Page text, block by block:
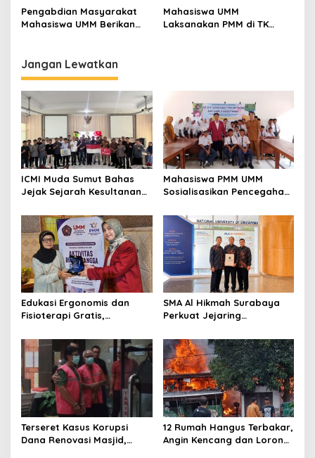
Sehat
Lingkungan
Pengabdian Masyarakat
Mahasiswa UMM Berikan
Mahasiswa UMM
Laksanakan PMM di TK
Jangan Lewatkan
ICMI Muda Sumut Bahas
Jejak Sejarah Kesultanan
Bingkai NKRI
Mahasiswa PMM UMM
Sosialisasikan Pencegahan
SMPN 1 Praya Barat
Edukasi Ergonomis dan
Fisioterapi Gratis,
Ibu Rumah Tangga di
Sidoarjo
SMA Al Hikmah Surabaya
Perkuat Jejaring
Kunjungan ke Kampus
Internasional
Terseret Kasus Korupsi
Dana Renovasi Masjid,
12 Rumah Hangus Terbakar,
Angin Kencang dan Lorong